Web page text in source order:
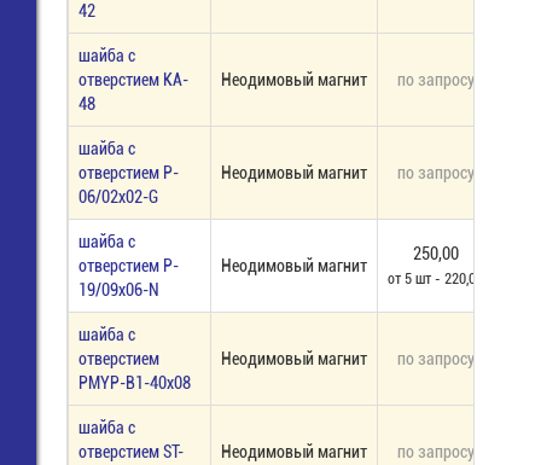
42
шайба с
отверстием KA-
48
Неодимовый магнит по запросу
шайба с
отверстием P-
06/02х02-G
Неодимовый магнит по запросу
шайба с
отверстием P-
19/09х06-N
Неодимовый магнит
250,00
от 5 шт - 220,00
шайба с
отверстием
PMYP-B1-40х08
Неодимовый магнит по запросу
шайба с
отверстием ST-
Неодимовый магнит по запросу